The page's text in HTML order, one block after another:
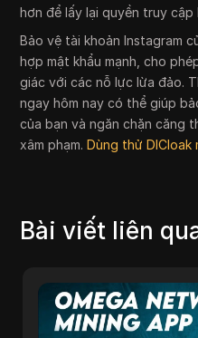
hơn để lấy lại quyền truy cập
Bảo vệ tài khoản Instagram
hợp mật khẩu mạnh, cho
giác với các nỗ lực lừa đảo.
ngay hôm nay có thể giúp
của bạn và ngăn chặn căng
xâm phạm.Dùng thử DICloak
Bài viết liên